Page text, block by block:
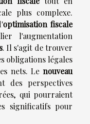
plus complexe.
optimisation fiscale
l'augmentation
. Il s'agit de trouver
obligations légales
nets. Le nouveau
des perspectives
qui pourraient
significatifs pour